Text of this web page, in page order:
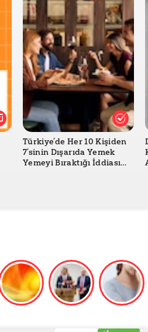
Türkiye’de Her 10 Kişiden
7’sinin Dışarıda Yemek
Yemeyi Bıraktığı İddiası